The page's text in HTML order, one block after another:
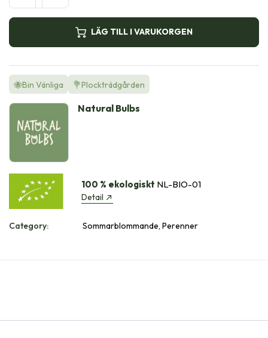
LÄG TILL I VARUKORGEN
🐝Bin Vänliga 💐Plockträdgården
Natural Bulbs
100 % ekologiskt NL-BIO-01
Detail
Category: Sommarblommande, Perenner